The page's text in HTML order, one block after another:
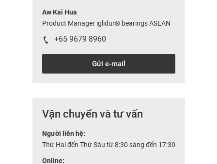
Aw Kai Hua
Product Manager iglidur® bearings ASEAN
+65 9679 8960
Gửi e-mail
Vận chuyển và tư vấn
Người liên hệ:
Thứ Hai đến Thứ Sáu từ 8:30 sáng đến 17:30
Online: